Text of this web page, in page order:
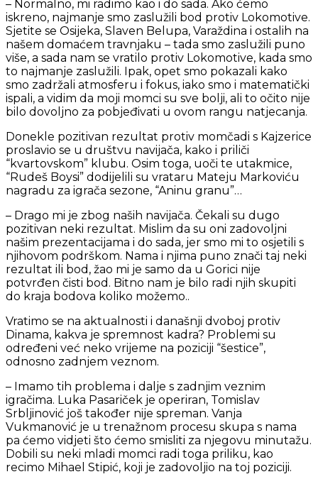
– Normalno, mi radimo kao i do sada. Ako ćemo
iskreno, najmanje smo zaslužili bod protiv Lokomotive.
Sjetite se Osijeka, Slaven Belupa, Varaždina i ostalih na
našem domaćem travnjaku – tada smo zaslužili puno
više, a sada nam se vratilo protiv Lokomotive, kada smo
to najmanje zaslužili. Ipak, opet smo pokazali kako
smo zadržali atmosferu i fokus, iako smo i matematički
ispali, a vidim da moji momci su sve bolji, ali to očito nije
bilo dovoljno za pobjeđivati u ovom rangu natjecanja.
Donekle pozitivan rezultat protiv momčadi s Kajzerice
proslavio se u društvu navijača, kako i priliči
“kvartovskom” klubu. Osim toga, uoči te utakmice,
“Rudeš Boysi” dodijelili su vrataru Mateju Markoviću
nagradu za igrača sezone, “Aninu granu”…
– Drago mi je zbog naših navijača. Čekali su dugo
pozitivan neki rezultat. Mislim da su oni zadovoljni
našim prezentacijama i do sada, jer smo mi to osjetili s
njihovom podrškom. Nama i njima puno znači taj neki
rezultat ili bod, žao mi je samo da u Gorici nije
potvrđen čisti bod. Bitno nam je bilo radi njih skupiti
do kraja bodova koliko možemo..
Vratimo se na aktualnosti i današnji dvoboj protiv
Dinama, kakva je spremnost kadra? Problemi su
određeni već neko vrijeme na poziciji “šestice”,
odnosno zadnjem veznom.
– Imamo tih problema i dalje s zadnjim veznim
igračima. Luka Pasariček je operiran, Tomislav
Srbljinović još također nije spreman. Vanja
Vukmanović je u trenažnom procesu skupa s nama
pa ćemo vidjeti što ćemo smisliti za njegovu minutažu.
Dobili su neki mladi momci radi toga priliku, kao
recimo Mihael Stipić, koji je zadovoljio na toj poziciji.